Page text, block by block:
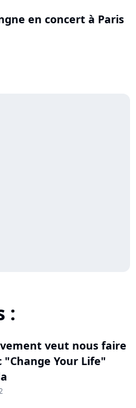
en concert à Paris
:
veut nous faire
"Change Your Life"